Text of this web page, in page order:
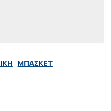
ΜΠΑΣΚΕΤ